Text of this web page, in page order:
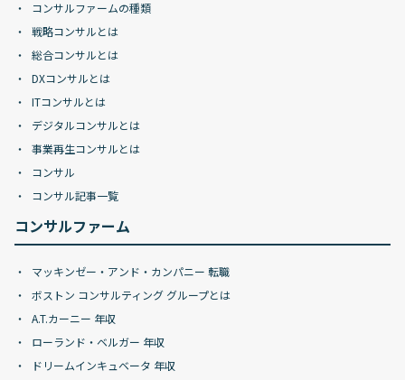
コンサルファームの種類
戦略コンサルとは
総合コンサルとは
DXコンサルとは
ITコンサルとは
デジタルコンサルとは
事業再生コンサルとは
コンサル
コンサル記事一覧
コンサルファーム
マッキンゼー・アンド・カンパニー 転職
ボストン コンサルティング グループとは
A.T.カーニー 年収
ローランド・ベルガー 年収
ドリームインキュベータ 年収